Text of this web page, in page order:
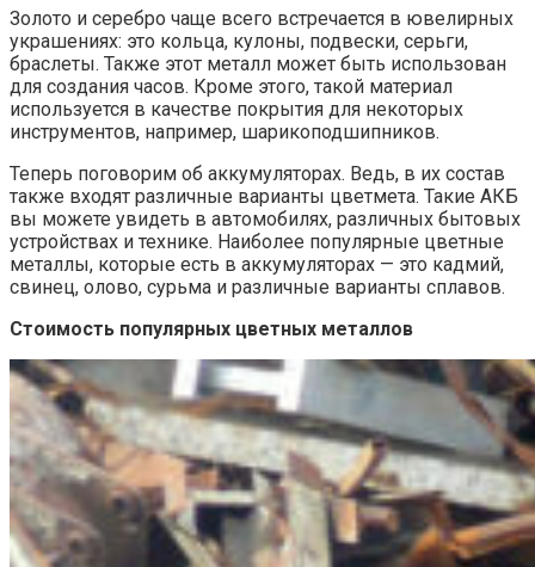
Золото и серебро чаще всего встречается в ювелирных
украшениях: это кольца, кулоны, подвески, серьги,
браслеты. Также этот металл может быть использован
для создания часов. Кроме этого, такой материал
используется в качестве покрытия для некоторых
инструментов, например, шарикоподшипников.
Теперь поговорим об аккумуляторах. Ведь, в их состав
также входят различные варианты цветмета. Такие АКБ
вы можете увидеть в автомобилях, различных бытовых
устройствах и технике. Наиболее популярные цветные
металлы, которые есть в аккумуляторах — это кадмий,
свинец, олово, сурьма и различные варианты сплавов.
Стоимость популярных цветных металлов